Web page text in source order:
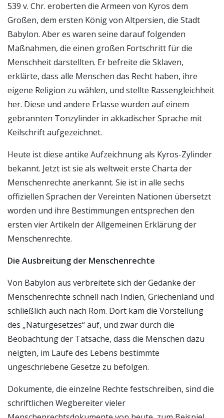
539 v. Chr. eroberten die Armeen von Kyros dem
Großen, dem ersten König von Altpersien, die Stadt
Babylon. Aber es waren seine darauf folgenden
Maßnahmen, die einen großen Fortschritt für die
Menschheit darstellten. Er befreite die Sklaven,
erklärte, dass alle Menschen das Recht haben, ihre
eigene Religion zu wählen, und stellte Rassengleichheit
her. Diese und andere Erlasse wurden auf einem
gebrannten Tonzylinder in akkadischer Sprache mit
Keilschrift aufgezeichnet.
Heute ist diese antike Aufzeichnung als Kyros-Zylinder
bekannt. Jetzt ist sie als weltweit erste Charta der
Menschenrechte anerkannt. Sie ist in alle sechs
offiziellen Sprachen der Vereinten Nationen übersetzt
worden und ihre Bestimmungen entsprechen den
ersten vier Artikeln der Allgemeinen Erklärung der
Menschenrechte.
Die Ausbreitung der Menschenrechte
Von Babylon aus verbreitete sich der Gedanke der
Menschenrechte schnell nach Indien, Griechenland und
schließlich auch nach Rom. Dort kam die Vorstellung
des „Naturgesetzes“ auf, und zwar durch die
Beobachtung der Tatsache, dass die Menschen dazu
neigten, im Laufe des Lebens bestimmte
ungeschriebene Gesetze zu befolgen.
Dokumente, die einzelne Rechte festschreiben, sind die
schriftlichen Wegbereiter vieler